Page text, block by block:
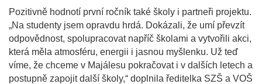
Pozitivně hodnotí první ročník také školy i partneři projektu.
„Na studenty jsem opravdu hrdá. Dokázali, že umí převzít
odpovědnost, spolupracovat napříč školami a vytvořili akci,
která měla atmosféru, energii i jasnou myšlenku. Už teď
víme, že chceme v Majálesu pokračovat i v dalších letech a
postupně zapojit další školy,“ doplnila ředitelka SZŠ a VOŠ